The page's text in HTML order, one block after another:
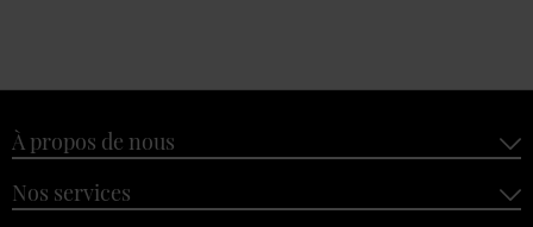
À propos de nous
Nos services